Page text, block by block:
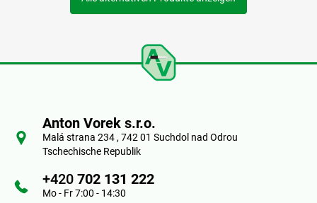
Anton Vorek s.r.o.
Malá strana 234 , 742 01 Suchdol nad Odrou
Tschechische Republik
+420 702 131 222
Mo - Fr 7:00 - 14:30